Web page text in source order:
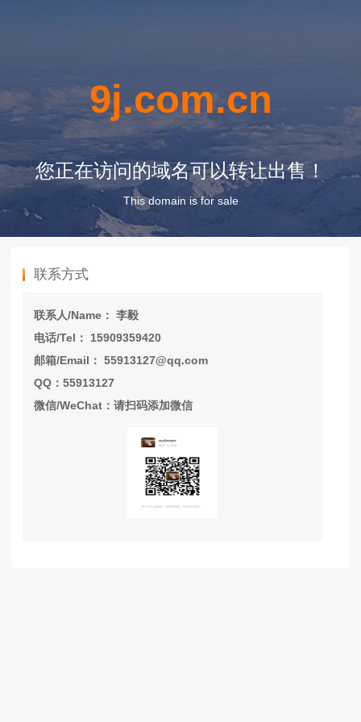
9j.com.cn
您正在访问的域名可以转让出售！
This domain is for sale
联系方式
联系人/Name： 李毅
电话/Tel： 15909359420
邮箱/Email： 55913127@qq.com
QQ：55913127
微信/WeChat：请扫码添加微信